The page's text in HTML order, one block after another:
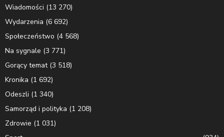
Wiadomości (13 270)
Wydarzenia (6 692)
Społeczeństwo (4 568)
Na sygnale (3 771)
Gorący temat(3 518)
Kronika (1 692)
Odeszli (1 340)
Samorząd i polityka (1 208)
Zdrowie (1 031)